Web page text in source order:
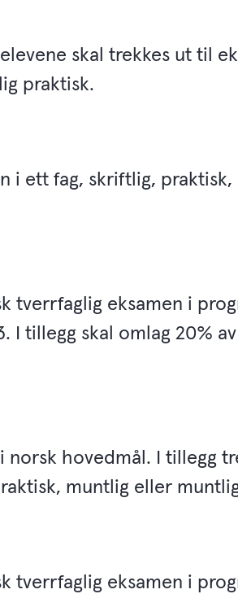
skal trekkes ut til
praktisk.
i ett fag, skriftlig,
tverrfaglig eksamen i
I tillegg skal omlag 20%
hovedmål. I tillegg
muntlig eller
tverrfaglig eksamen i